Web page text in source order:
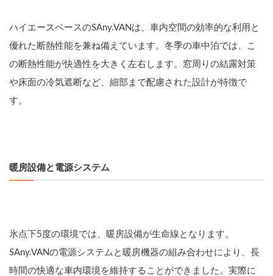
ハイエースベースのSAny.VANは、車内空間の効率的な利用と
優れた断熱性能を兼ね備えています。冬季の車中泊では、こ
の断熱性能が快適性を大きく左右します。窓周りの結露対策
や床面の冷気遮断など、細部まで配慮された設計が特徴で
す。
暖房設備と電源システム
氷点下5度の環境では、暖房設備が生命線となります。
SAny.VANの電源システムと暖房機器の組み合わせにより、長
時間の快適な車内環境を維持することができました。実際に